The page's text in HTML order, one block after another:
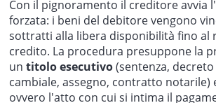
Con il pignoramento il creditore avvia
forzata: i beni del debitore vengono
sottratti alla libera disponibilità fino al
credito. La procedura presuppone la
un titolo esecutivo(sentenza,
cambiale, assegno, contratto notarile)
ovvero l'atto con cui si intima il